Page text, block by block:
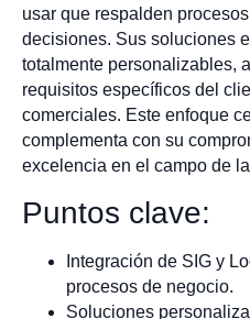
usar que respalden
decisiones. Sus soluciones
totalmente personalizables,
requisitos específicos del
comerciales. Este enfoque
complementa con su
excelencia en el campo de
Puntos clave:
Integración de SIG y
procesos de negocio.
Soluciones